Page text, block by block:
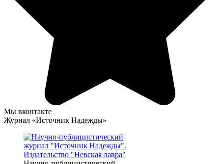
Мы вконтакте
Журнал «Источник Надежды»